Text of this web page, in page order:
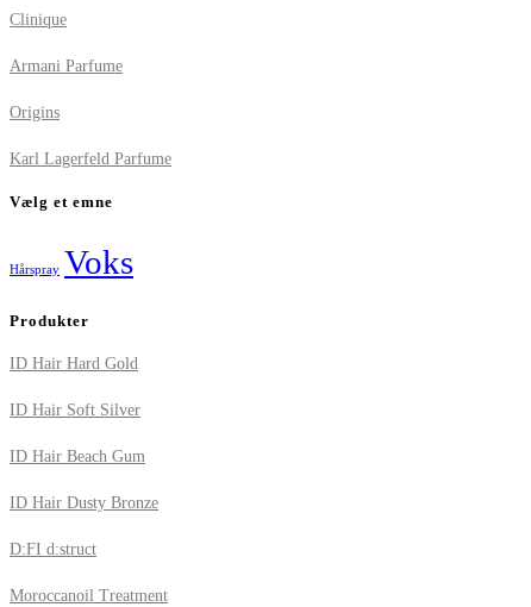
Clinique
Armani Parfume
Origins
Karl Lagerfeld Parfume
Vælg et emne
Hårspray Voks
Produkter
ID Hair Hard Gold
ID Hair Soft Silver
ID Hair Beach Gum
ID Hair Dusty Bronze
D:FI d:struct
Moroccanoil Treatment